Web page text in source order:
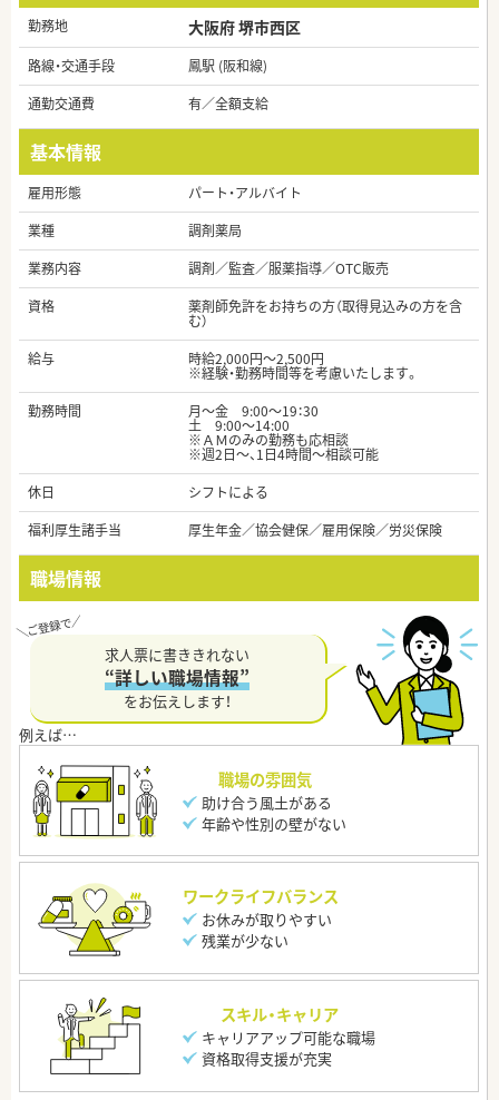
勤務地 大阪府 堺市西区
路線・交通手段
鳳駅 (阪和線)
通勤交通費
有／全額支給
基本情報
雇用形態
パート・アルバイト
業種
調剤薬局
業務内容
調剤／監査／服薬指導／OTC販売
資格
薬剤師免許をお持ちの方（取得見込みの方を含
む）
給与
時給2,000円～2,500円
※経験・勤務時間等を考慮いたします。
勤務時間
月～金 9:00～19：30
土 9:00～14:00
※ＡＭのみの勤務も応相談
※週2日～、1日4時間～相談可能
休日
シフトによる
福利厚生諸手当
厚生年金／協会健保／雇用保険／労災保険
職場情報
求人票に書ききれない
“詳しい職場情報”
をお伝えします！
職場の雰囲気
助け合う風土がある
年齢や性別の壁がない
ワークライフバランス
お休みが取りやすい
残業が少ない
スキル・キャリア
キャリアアップ可能な職場
資格取得支援が充実